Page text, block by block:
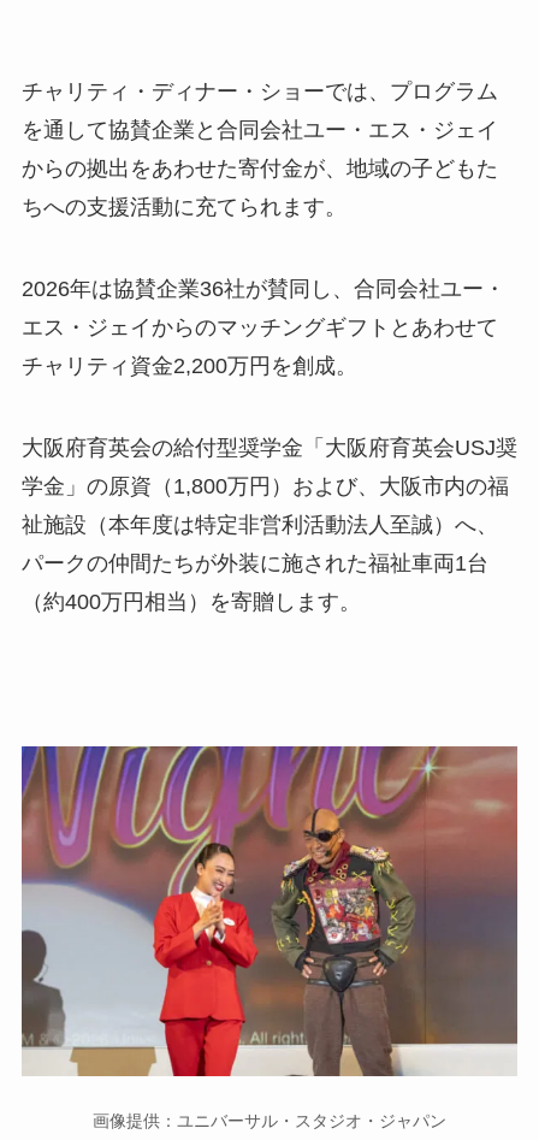
チャリティ・ディナー・ショーでは、プログラム
を通して協賛企業と合同会社ユー・エス・ジェイ
からの拠出をあわせた寄付金が、地域の子どもた
ちへの支援活動に充てられます。
2026年は協賛企業36社が賛同し、合同会社ユー・
エス・ジェイからのマッチングギフトとあわせて
チャリティ資金2,200万円を創成。
大阪府育英会の給付型奨学金「大阪府育英会USJ奨
学金」の原資（1,800万円）および、大阪市内の福
祉施設（本年度は特定非営利活動法人至誠）へ、
パークの仲間たちが外装に施された福祉車両1台
（約400万円相当）を寄贈します。
画像提供：ユニバーサル・スタジオ・ジャパン